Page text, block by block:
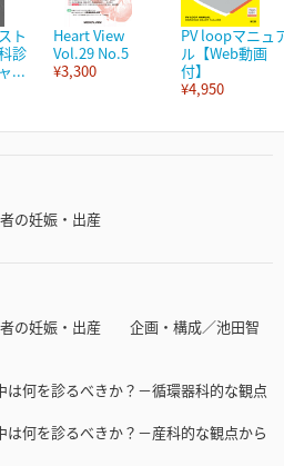
ト
診
...
Heart View
Vol.29 No.5
¥3,300
PV loopマニュ
ル【Web動画
付】
¥4,950
の妊娠・出産
の妊娠・出産 企画・構成／池田智
何を診るべきか？－循環器科的な観点
何を診るべきか？－産科的な観点から